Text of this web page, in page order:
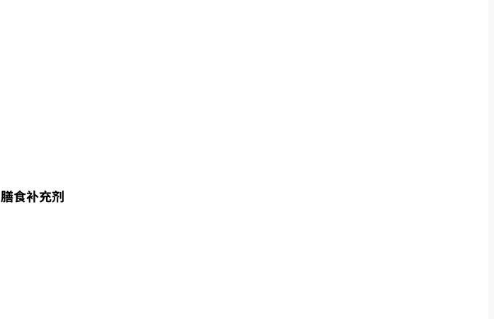
膳食补充剂